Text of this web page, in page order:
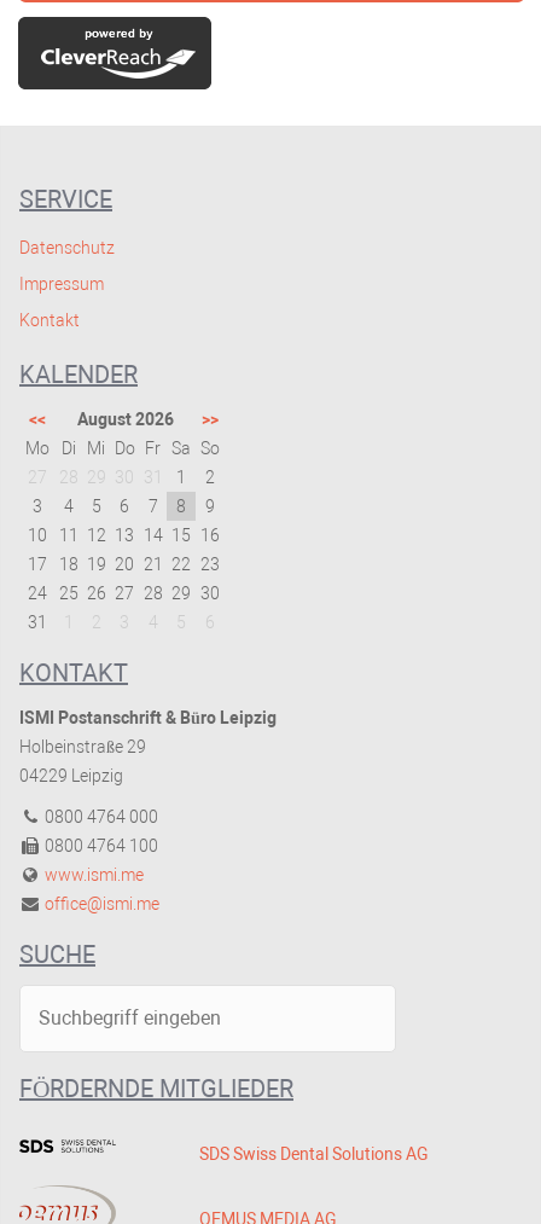
SERVICE
Datenschutz
Impressum
Kontakt
KALENDER
<< August 2026
>>
Mo
Di Mi Do Fr Sa So
27
28 29 30 31 1
2
3
4 5 6 7 8
9
10
11 12 13 14 15
16
17
18 19 20 21 22
23
24
25 26 27 28 29 30
31
2 3 4 5 6
KONTAKT
ISMI Postanschrift & Büro Leipzig
Holbeinstraße 29
04229 Leipzig
0800 4764 000
0800 4764 100
www.ismi.me
office@ismi.me
SUCHE
FÖRDERNDE MITGLIEDER
SDS Swiss Dental Solutions AG
OEMUS MEDIA AG